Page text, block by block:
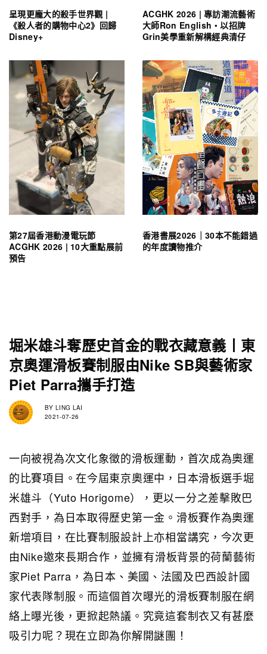
呈現更龐大的殺手世界觀 |
《殺人者的購物中心2》回歸
Disney+
ACGHK 2026 | 專訪潮流藝術
大師Ron English・以招牌
Grin美學重新解構經典清仔
第27屆香港動漫電玩節
ACGHK 2026 | 10大重點展前
預告
香港書展2026｜30本不能錯過
的年度讀物推介
堀米雄斗奪歷史首金的戰衣藏意義丨東
京奧運滑板賽制服由Nike SB與藝術家
Piet Parra攜手打造
BY LING LAI
2021-07-26
一向被視為次文化象徵的滑板運動，首次成為奧運
的比賽項目。在今屆東京奧運中，日本滑板選手堀
米雄斗（Yuto Horigome），更以一分之差擊敗巴
西對手，為日本取得歷史第一金。滑板賽作為奧運
新增項目，在比賽制服設計上亦相當講究，今次更
由Nike邀來長期合作，並擁有滑板背景的荷蘭藝術
家Piet Parra，為日本、美國、法國及巴西設計國
家代表隊制服。而這個首次曝光的滑板賽制服在網
絡上曝光後，更掀起熱議。究竟這套制衣又有甚麼
吸引力呢？現在立即為你解開謎團！